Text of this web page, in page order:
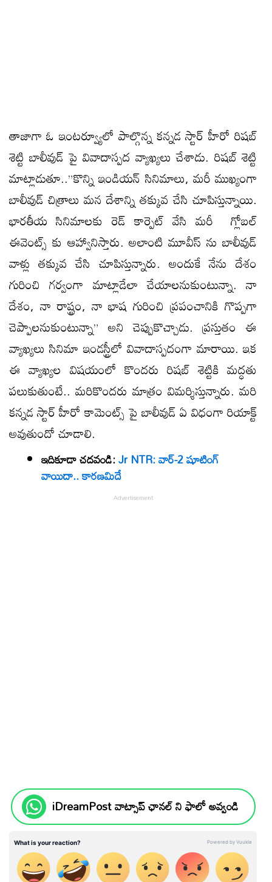
తాజాగా ఓ ఇంటర్వ్యూలో పాల్గొన్న కన్నడ స్టార్ హీరో రిషబ్
శెట్టి బాలీవుడ్ పై వివాదాస్పద వ్యాఖ్యలు చేశాడు. రిషబ్ శెట్టి
మాట్లాడుతూ..”కొన్ని ఇండియన్ సినిమాలు, మరీ ముఖ్యంగా
బాలీవుడ్ చిత్రాలు మన దేశాన్ని తక్కువ చేసి చూపిస్తున్నాయి.
భారతీయ సినిమాలకు రెడ్ కార్పెట్ వేసి మరీ గ్లోబల్
ఈవెంట్స్ కు ఆహ్వానిస్తారు. అలాంటి మూవీస్ ను బాలీవుడ్
వాళ్లు తక్కువ చేసి చూపిస్తున్నారు. అందుకే నేను దేశం
గురించి గర్వంగా మాట్లాడేలా చేయాలనుకుంటున్నా. నా
దేశం, నా రాష్ట్రం, నా భాష గురించి ప్రపంచానికి గొప్పగా
చెప్పాలనుకుంటున్నా” అని చెప్పుకొచ్చాడు. ప్రస్తుతం ఈ
వ్యాఖ్యలు సినిమా ఇండస్ట్రీలో వివాదాస్పదంగా మారాయి. ఇక
ఈ వ్యాఖ్యల విషయంలో కొందరు రిషబ్ శెట్టికి మద్ధతు
పలుకుతుంటే.. మరికొందరు మాత్రం విమర్శిస్తున్నారు. మరి
కన్నడ స్టార్ హీరో కామెంట్స్ పై బాలీవుడ్ ఏ విధంగా రియాక్ట్
అవుతుందో చూడాలి.
ఇదికూడా చదవండి:Jr NTR: వార్-2 షూటింగ్
వాయిదా.. కారణమిదే
iDreamPost వాట్సాప్ ఛానల్ ని ఫాలో అవ్వండి